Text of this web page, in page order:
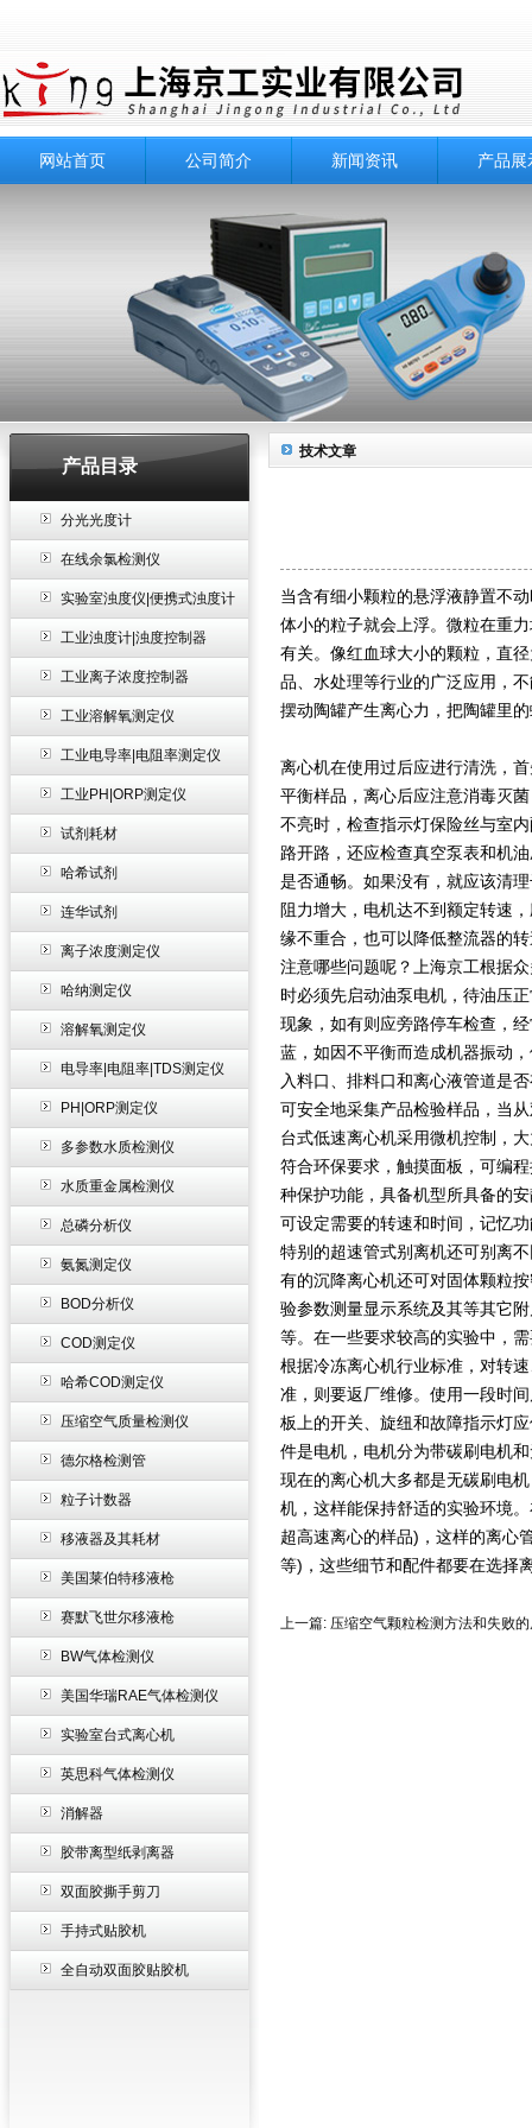
网站首页 公司简介 新闻资讯 产品展
产品目录
分光光度计
在线余氯检测仪
实验室浊度仪|便携式浊度计
工业浊度计|浊度控制器
工业离子浓度控制器
工业溶解氧测定仪
工业电导率|电阻率测定仪
工业PH|ORP测定仪
试剂耗材
哈希试剂
连华试剂
离子浓度测定仪
哈纳测定仪
溶解氧测定仪
电导率|电阻率|TDS测定仪
PH|ORP测定仪
多参数水质检测仪
水质重金属检测仪
总磷分析仪
氨氮测定仪
BOD分析仪
COD测定仪
哈希COD测定仪
压缩空气质量检测仪
德尔格检测管
粒子计数器
移液器及其耗材
美国莱伯特移液枪
赛默飞世尔移液枪
BW气体检测仪
美国华瑞RAE气体检测仪
实验室台式离心机
英思科气体检测仪
消解器
胶带离型纸剥离器
双面胶撕手剪刀
手持式贴胶机
全自动双面胶贴胶机
技术文章
当含有细小颗粒的悬浮液静置不
体小的粒子就会上浮。微粒在重
有关。像红血球大小的颗粒，直
品、水处理等行业的广泛应用，
摆动陶罐产生离心力，把陶罐里
离心机在使用过后应进行清洗，
平衡样品，离心后应注意消毒灭
不亮时，检查指示灯保险丝与室
路开路，还应检查真空泵表和机
是否通畅。如果没有，就应该清
阻力增大，电机达不到额定转速
缘不重合，也可以降低整流器的
注意哪些问题呢？上海京工根据
时必须先启动油泵电机，待油压
现象，如有则应旁路停车检查，
蓝，如因不平衡而造成机器振动
入料口、排料口和离心液管道是
可安全地采集产品检验样品，当
台式低速离心机采用微机控制，
符合环保要求，触摸面板，可编
种保护功能，具备机型所具备的
可设定需要的转速和时间，记忆
特别的超速管式别离机还可别离
有的沉降离心机还可对固体颗粒
验参数测量显示系统及其等其它
等。在一些要求较高的实验中，
根据冷冻离心机行业标准，对转
准，则要返厂维修。使用一段时
板上的开关、旋纽和故障指示灯
件是电机，电机分为带碳刷电机
现在的离心机大多都是无碳刷电
机，这样能保持舒适的实验环境
超高速离心的样品)，这样的离心
等)，这些细节和配件都要在选择
上一篇: 压缩空气颗粒检测方法和失败